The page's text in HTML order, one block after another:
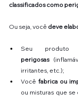
classificados como
Ou seja, você deve
Seu produto
perigosas
irritantes, etc.);
Você fabrica ou
ou misturas que